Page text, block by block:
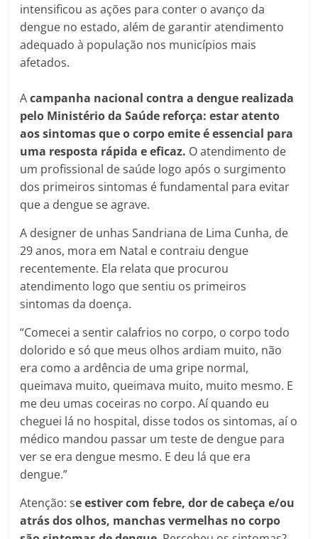
intensificou as ações para conter o avanço da
dengue no estado, além de garantir atendimento
adequado à população nos municípios mais
afetados.
Acampanha nacional contra a dengue realizada
pelo Ministério da Saúde reforça: estar atento
aos sintomas que o corpo emite é essencial para
uma resposta rápida e eficaz. O atendimento de
um profissional de saúde logo após o surgimento
dos primeiros sintomas é fundamental para evitar
que a dengue se agrave.
A designer de unhas Sandriana de Lima Cunha, de
29 anos, mora em Natal e contraiu dengue
recentemente. Ela relata que procurou
atendimento logo que sentiu os primeiros
sintomas da doença.
“Comecei a sentir calafrios no corpo, o corpo todo
dolorido e só que meus olhos ardiam muito, não
era como a ardência de uma gripe normal,
queimava muito, queimava muito, muito mesmo. E
me deu umas coceiras no corpo. Aí quando eu
cheguei lá no hospital, disse todos os sintomas, aí o
médico mandou passar um teste de dengue para
ver se era dengue mesmo. E deu lá que era
dengue.”
Atenção: se estiver com febre, dor de cabeça e/ou
atrás dos olhos, manchas vermelhas no corpo